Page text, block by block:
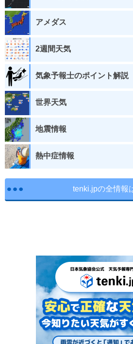
アメダス
2週間天気
気象予報士のポイント解説
世界天気
地震情報
熱中症情報
tenki.jpの全情報